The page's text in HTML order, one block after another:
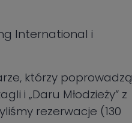
International i
którzy poprowadzą
i „Daru Młodzieży” z
rezerwacje (130